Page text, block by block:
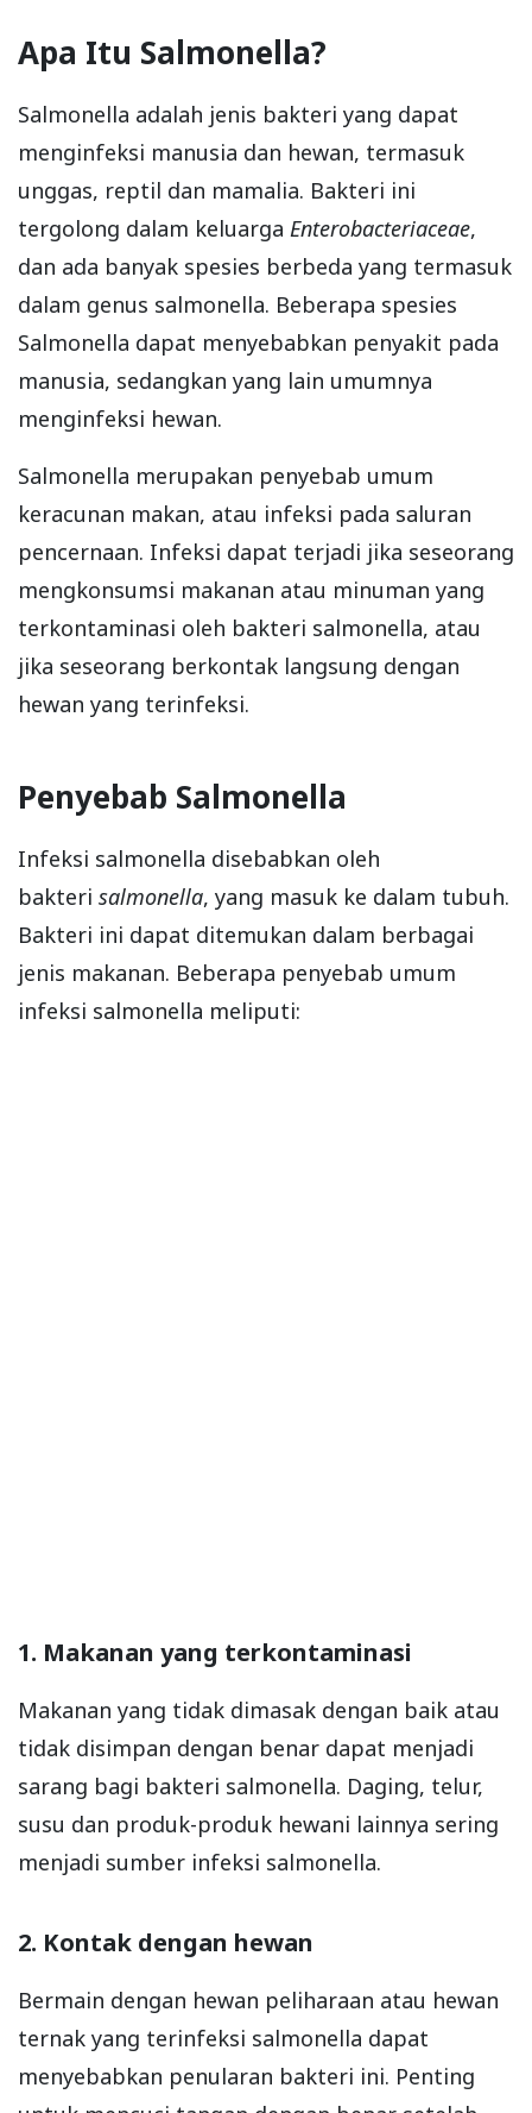
Apa Itu Salmonella?
Salmonella adalah jenis bakteri yang dapat
menginfeksi manusia dan hewan, termasuk
unggas, reptil dan mamalia. Bakteri ini
tergolong dalam keluarga Enterobacteriaceae,
dan ada banyak spesies berbeda yang termasuk
dalam genus salmonella. Beberapa spesies
Salmonella dapat menyebabkan penyakit pada
manusia, sedangkan yang lain umumnya
menginfeksi hewan.
Salmonella merupakan penyebab umum
keracunan makan, atau infeksi pada saluran
pencernaan. Infeksi dapat terjadi jika seseorang
mengkonsumsi makanan atau minuman yang
terkontaminasi oleh bakteri salmonella, atau
jika seseorang berkontak langsung dengan
hewan yang terinfeksi.
Penyebab Salmonella
Infeksi salmonella disebabkan oleh
bakteri salmonella, yang masuk ke dalam tubuh.
Bakteri ini dapat ditemukan dalam berbagai
jenis makanan. Beberapa penyebab umum
infeksi salmonella meliputi:
1. Makanan yang terkontaminasi
Makanan yang tidak dimasak dengan baik atau
tidak disimpan dengan benar dapat menjadi
sarang bagi bakteri salmonella. Daging, telur,
susu dan produk-produk hewani lainnya sering
menjadi sumber infeksi salmonella.
2. Kontak dengan hewan
Bermain dengan hewan peliharaan atau hewan
ternak yang terinfeksi salmonella dapat
menyebabkan penularan bakteri ini. Penting